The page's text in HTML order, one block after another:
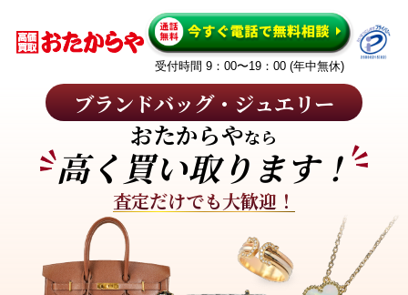
受付時間 9：00〜19：00 (年中無休)
ブランドバッグ・ジュエリー
おたからやなら
高く買い取ります！
査定だけでも大歓迎！